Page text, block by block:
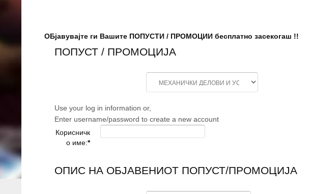
ОБјавувајте ги Вашите ПОПУСТИ / ПРОМОЦИИ бесплатно засекогаш !!
ПОПУСТ / ПРОМОЦИЈА
Use your log in information or,
Enter username/password to create a new account
Корисничк
о име:*
ОПИС НА ОБЈАВЕНИОТ ПОПУСТ/ПРОМОЦИЈА